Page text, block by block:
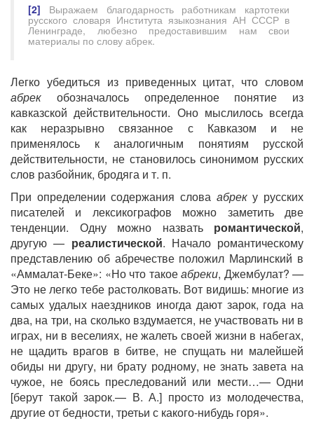
[2] Выражаем благодарность работникам картотеки
русского словаря Института языкознания АН СССР в
Ленинграде, любезно предоставившим нам свои
материалы по слову абрек.
Легко убедиться из приведенных цитат, что словом
абрек обозначалось определенное понятие из
кавказской действительности. Оно мыслилось всегда
как неразрывно связанное с Кавказом и не
применялось к аналогичным понятиям русской
действительности, не становилось синонимом русских
слов разбойник, бродяга и т. п.
При определении содержания слова абреку русских
писателей и лексикографов можно заметить две
тенденции. Одну можно назвать романтической,
другую — реалистической. Начало романтическому
представлению об абречестве положил Марлинский в
«Аммалат-Беке»: «Но что такоеабреки, Джембулат? —
Это не легко тебе растолковать. Вот видишь: многие из
самых удалых наездников иногда дают зарок, года на
два, на три, на сколько вздумается, не участвовать ни в
играх, ни в веселиях, не жалеть своей жизни в набегах,
не щадить врагов в битве, не спущать ни малейшей
обиды ни другу, ни брату родному, не знать завета на
чужое, не боясь преследований или мести…— Одни
[берут такой зарок.— В. А.] просто из молодечества,
другие от бедности, третьи с какого-нибудь горя».